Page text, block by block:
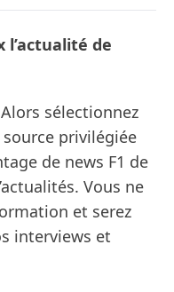
l’actualité de
sélectionnez
privilégiée
de news F1 de
Vous ne
et serez
interviews et